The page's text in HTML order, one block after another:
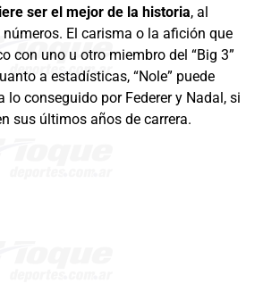
ser el mejor de la historia, al
El carisma o la afición que
con uno u otro miembro del “Big 3”
a estadísticas, “Nole” puede
lo conseguido por Federer y Nadal, si
sus últimos años de carrera.